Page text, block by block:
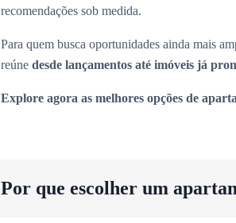
recomendações sob medida.
Para quem busca oportunidades ainda mais
reúne desde lançamentos até imóveis já
Explore agora as melhores opções de
Por que escolher um